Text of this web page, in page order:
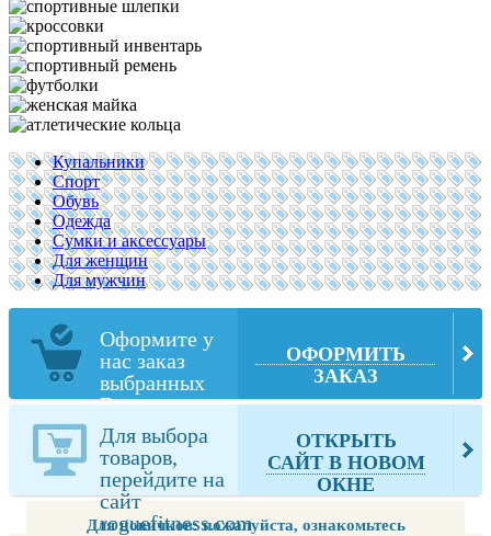
Купальники
Спорт
Обувь
Одежда
Сумки и аксессуары
Для женщин
Для мужчин
Оформите у
нас заказ
выбранных
Вами товаров
из
roguefitness.com
ОФОРМИТЬ
ЗАКАЗ
Для выбора
товаров,
перейдите на
сайт
roguefitness.com
ОТКРЫТЬ
САЙТ В НОВОМ
ОКНЕ
Для новичков: пожалуйста, ознакомьтесь